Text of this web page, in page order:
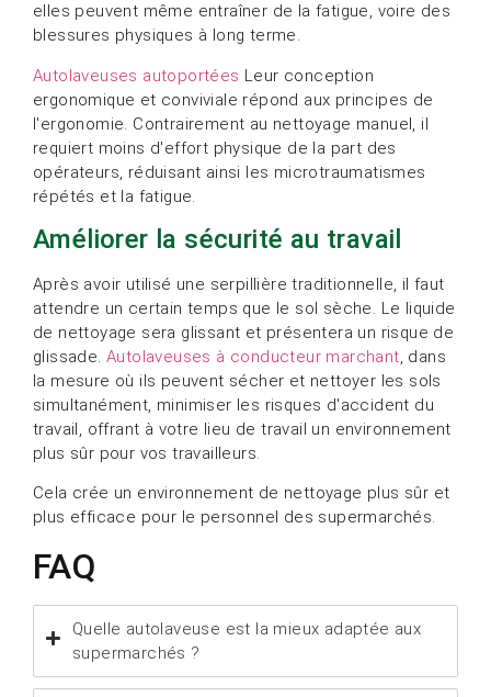
elles peuvent même entraîner de la fatigue, voire des
blessures physiques à long terme.
Autolaveuses autoportées Leur conception
ergonomique et conviviale répond aux principes de
l'ergonomie. Contrairement au nettoyage manuel, il
requiert moins d'effort physique de la part des
opérateurs, réduisant ainsi les microtraumatismes
répétés et la fatigue.
Améliorer la sécurité au travail
Après avoir utilisé une serpillière traditionnelle, il faut
attendre un certain temps que le sol sèche. Le liquide
de nettoyage sera glissant et présentera un risque de
glissade. Autolaveuses à conducteur marchant, dans
la mesure où ils peuvent sécher et nettoyer les sols
simultanément, minimiser les risques d'accident du
travail, offrant à votre lieu de travail un environnement
plus sûr pour vos travailleurs.
Cela crée un environnement de nettoyage plus sûr et
plus efficace pour le personnel des supermarchés.
FAQ
Quelle autolaveuse est la mieux adaptée aux
supermarchés ?